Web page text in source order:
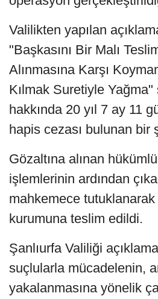
Valilikten yapılan
"Başkasını Bir Malı
Alınmasına Karşı
Kılmak Suretiyle Yağma"
hakkında 20 yıl 7 ay 11
hapis cezası bulunan bir
Gözaltına alınan
işlemlerinin ardından
mahkemece
kurumuna teslim edildi.
Şanlıurfa Valiliği
suçlularla mücadelenin,
yakalanmasına yönelik